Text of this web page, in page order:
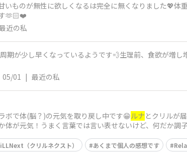
いものが無性に欲しくなるは完全に無くなりました💖体
🫶🏻❤️
近の私
期が少し早くなっているようです💨生理前、食欲が増
05/01 | 最近の私
ボで体(脳？)の元気を取り戻し中です😁ルナ とクリルが
体が元気！うまく言葉では言い表せないけど、何だか調
（クリルネクスト） あくまで個人の感想です